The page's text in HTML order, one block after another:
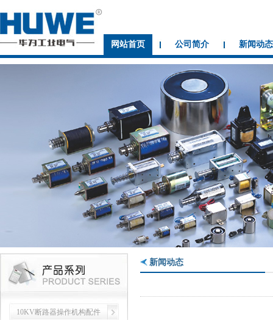
网站首页 公司简介 新闻动态
10KV断路器操作机构配件
新闻动态